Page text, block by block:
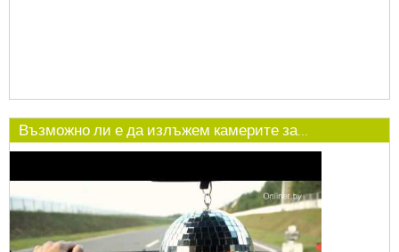
Възможно ли е да излъжем камерите за...